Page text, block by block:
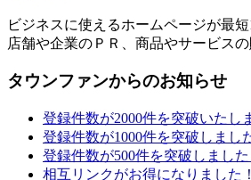
ビジネスに使えるホームページが最
店舗や企業のＰＲ、商品やサービス
タウンファンからのお知らせ
登録件数が2000件を突破いたし
登録件数が1000件を突破しまし
登録件数が500件を突破しました
相互リンクがお得になりました！